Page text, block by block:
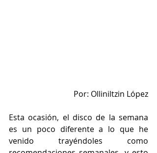
Por: Olliniltzin López
Esta ocasión, el disco de la semana
es un poco diferente a lo que he
venido trayéndoles como